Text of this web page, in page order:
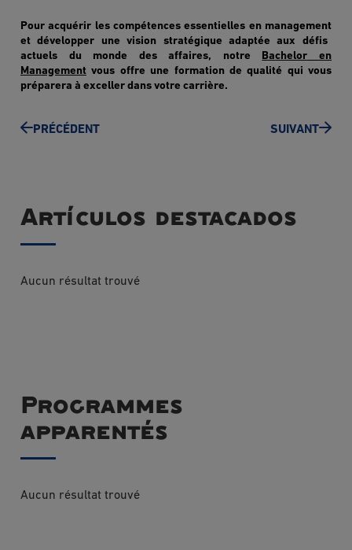
Pour acquérir les compétences essentielles en management
et développer une vision stratégique adaptée aux défis
actuels du monde des affaires, notre
Bachelor en
Management vous offre une formation de qualité qui vous
préparera à exceller dans votre carrière.
PRÉCÉDENT SUIVANT
Artículos destacados
Aucun résultat trouvé
Programmes
apparentés
Aucun résultat trouvé